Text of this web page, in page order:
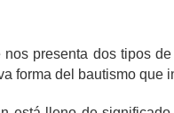
presenta dos tipos
forma del bautismo que